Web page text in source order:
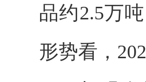
品约2.5万
形势看，